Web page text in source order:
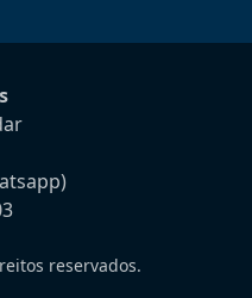
reservados.